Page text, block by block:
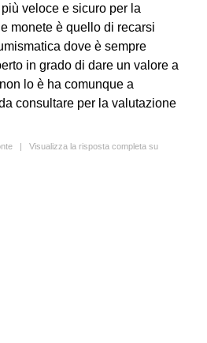
veloce e sicuro per la
monete è quello di recarsi
dove è sempre
in grado di dare un valore a
lo è ha comunque a
consultare per la valutazione
| Visualizza la risposta completa su